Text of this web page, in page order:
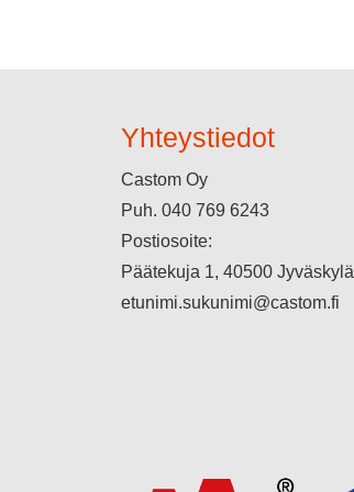
Yhteystiedot
Castom Oy
Puh. 040 769 6243
Postiosoite:
Päätekuja 1, 40500 Jyväskylä
etunimi.sukunimi@castom.fi